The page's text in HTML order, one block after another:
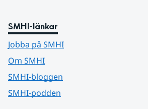
SMHI-länkar
Jobba på SMHI
Om SMHI
SMHI-bloggen
SMHI-podden